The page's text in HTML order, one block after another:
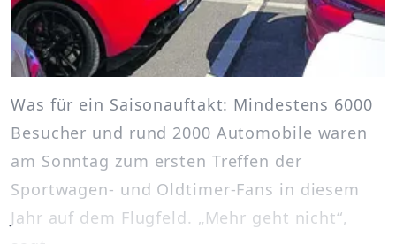
Was für ein Saisonauftakt: Mindestens 6000
Besucher und rund 2000 Automobile waren
am Sonntag zum ersten Treffen der
Sportwagen- und Oldtimer-Fans in diesem
Jahr auf dem Flugfeld. „Mehr geht nicht“,